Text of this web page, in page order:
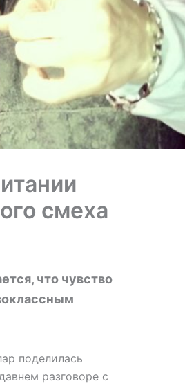
смеха
что чувство
поделилась
разговоре с